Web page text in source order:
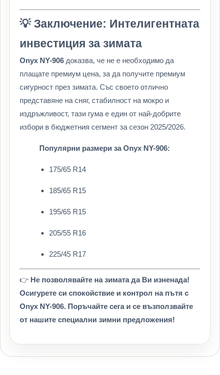
💡 Заключение: Интелигентната
инвестиция за зимата
Onyx NY-906 доказва, че не е необходимо да
плащате премиум цена, за да получите премиум
сигурност през зимата. Със своето отлично
представяне на сняг, стабилност на мокро и
издръжливост, тази гума е един от най-добрите
избори в бюджетния сегмент за сезон 2025/2026.
Популярни размери за Onyx NY-906:
175/65 R14
185/65 R15
195/65 R15
205/55 R16
225/45 R17
👉 Не позволявайте на зимата да Ви изненада!
Осигурете си спокойствие и контрол на пътя с
Onyx NY-906. Поръчайте сега и се възползвайте
от нашите специални зимни предложения!